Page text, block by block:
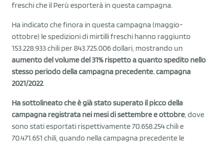
freschi che il Perù esporterà in questa campagna.
Ha indicato che finora in questa campagna (maggio-
ottobre) le spedizioni di mirtilli freschi hanno raggiunto
153.228.933 chili per 843.725.006 dollari, mostrando un
aumento del volume del 31% rispetto a quanto spedito nello
stesso periodo della campagna precedente. campagna
2021/2022.
Ha sottolineato che è già stato superato il picco della
campagna registrata nei mesi di settembre e ottobre, dove
sono stati esportati rispettivamente 70.658.254 chili e
70.471.651 chili, quando nella campagna precedente le